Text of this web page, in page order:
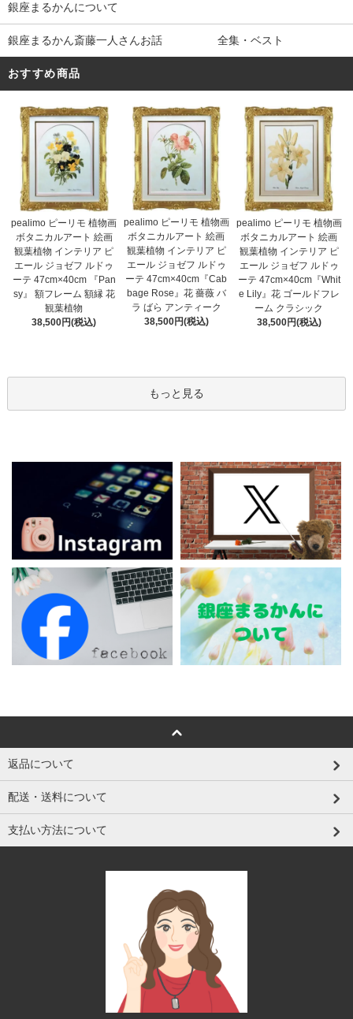
銀座まるかんについて
銀座まるかん斎藤一人さんお話 全集・ベスト
おすすめ商品
pealimo ピーリモ 植物画
ボタニカルアート 絵画
観葉植物 インテリア ピ
エール ジョゼフ ルドゥ
ーテ 47cm×40cm 『Pan
sy』 額フレーム 額縁 花
観葉植物
38,500円(税込)
pealimo ピーリモ 植物画
ボタニカルアート 絵画
観葉植物 インテリア ピ
エール ジョゼフ ルドゥ
ーテ 47cm×40cm『Cab
bage Rose』花 薔薇 バ
ラ ばら アンティーク
38,500円(税込)
pealimo ピーリモ 植物画
ボタニカルアート 絵画
観葉植物 インテリア ピ
エール ジョゼフ ルドゥ
ーテ 47cm×40cm『Whit
e Lily』花 ゴールドフレ
ーム クラシック
38,500円(税込)
もっと見る
返品について
配送・送料について
支払い方法について